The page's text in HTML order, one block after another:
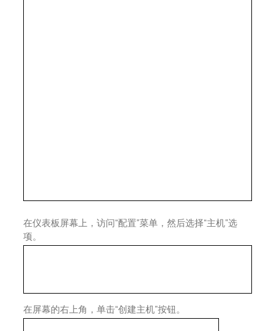
在仪表板屏幕上，访问“配置”菜单，然后选择“主机”选
项。
在屏幕的右上角，单击“创建主机”按钮。